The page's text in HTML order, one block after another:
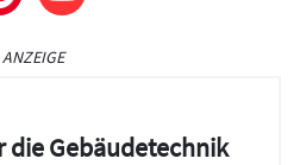
ANZEIGE
die Gebäudetechnik